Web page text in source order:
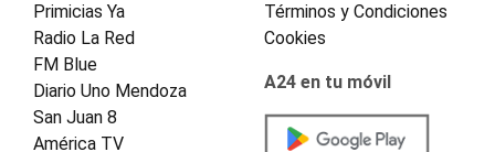
Primicias Ya
Radio La Red
FM Blue
Diario Uno Mendoza
San Juan 8
América TV
Términos y Condiciones
Cookies
A24 en tu móvil